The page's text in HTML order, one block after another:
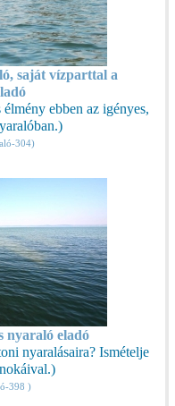
saját vízparttal a
ebben az igényes,
304)
nyaraló eladó
nyaralásaira? Ismételje
398 )